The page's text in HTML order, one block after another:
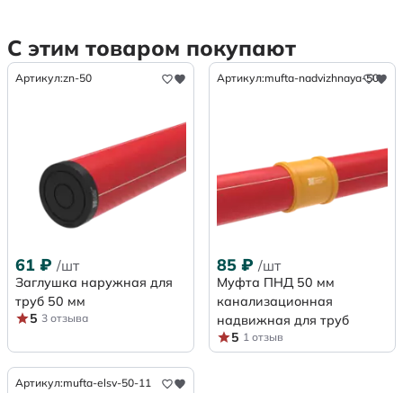
С этим товаром покупают
Артикул:zn-50
61 ₽ /шт
Заглушка наружная для
труб 50 мм
5 3 отзыва
Артикул:mufta-nadvizhnaya-50
85 ₽ /шт
Муфта ПНД 50 мм
канализационная
надвижная для труб
5 1 отзыв
Артикул:mufta-elsv-50-11